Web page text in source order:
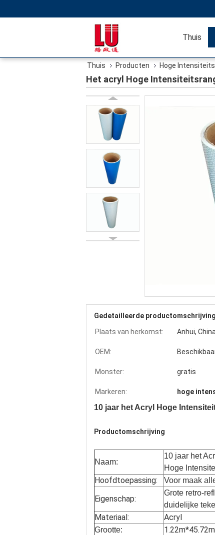
Thuis
Thuis Producten Hoge
Tekenmateriaal waarschuwt
Het acryl Hoge
Gedetailleerde productomschrijving
Plaats van herkomst:
Anhui, China
OEM:
Monster: gratis
Markeren: hoge
10 jaar het Acryl Hoge
Productomschrijving
Naam:
10 jaar het
Hoge
Hoofdtoepassing: Voor maak
Eigenschap:
Grote retro-
duidelijke
Materiaal: Acryl
Grootte: